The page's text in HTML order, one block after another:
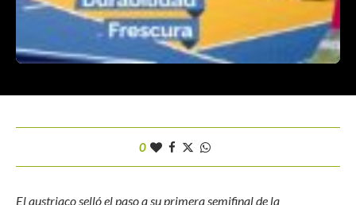
0
El austriaco selló el paso a su primera semifinal de la